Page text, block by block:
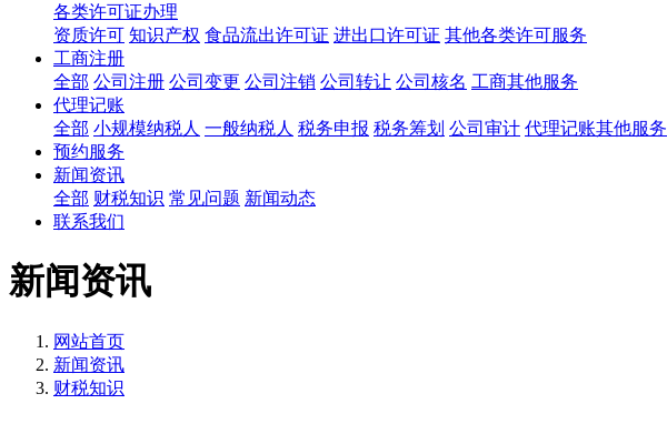
各类许可证办理
资质许可 知识产权 食品流出许可证 进出口许可证 其他各类许可服务
工商注册
全部 公司注册 公司变更 公司注销 公司转让 公司核名 工商其他服务
代理记账
全部 小规模纳税人 一般纳税人 税务申报 税务筹划 公司审计 代理记账其他服务
预约服务
新闻资讯
全部 财税知识 常见问题 新闻动态
联系我们
新闻资讯
网站首页
新闻资讯
财税知识